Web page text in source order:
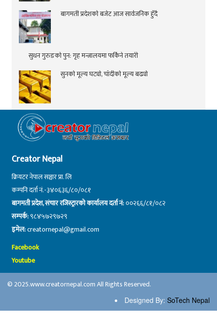
बागमती प्रदेशको बजेट आज सार्वजनिक हुँदै
सुधन गुरुङको पुन: गृह मन्त्रालयमा फर्किने तयारी
सुनको मूल्य घट्यो, चाँदीको मूल्य बढ्यो
Creator Nepal
क्रियटर नेपाल सञ्चार प्रा. लि
कम्पनि दर्ता नं.-३४०६३६/८०/०८१
बागमती प्रदेश, संचार रजिस्ट्रारको कार्यालय दर्ता नं:००२६६/८१/०८२
सम्पर्क:९८४५७२९७२९
इमेल:creatornepal@gmail.com
Facebook
Youtube
© 2025.www.creatornepal.com All Rights Reserved.
Designed By: SoTech Nepal